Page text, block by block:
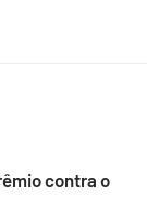
contra o